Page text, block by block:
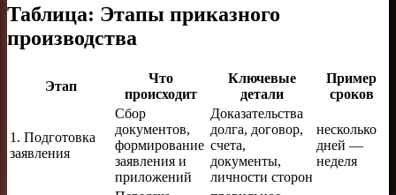
Таблица: Этапы приказного
производства
Этап
Что
происходит
Ключевые
детали
Пример
сроков
1. Подготовка
заявления
Сбор
документов,
формирование
заявления и
приложений
Доказательства
долга, договор,
счета,
документы,
личности сторон
несколько
дней —
неделя